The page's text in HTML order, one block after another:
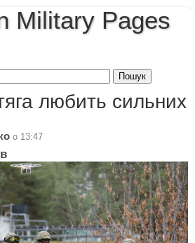
Military Pages
любить сильних
о 13:47